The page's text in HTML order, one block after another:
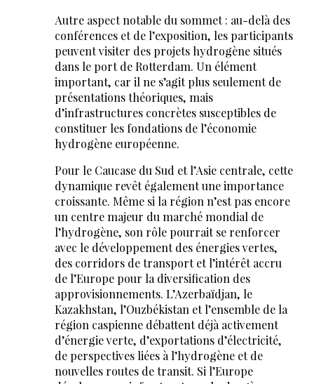
Autre aspect notable du sommet : au-delà des
conférences et de l’exposition, les participants
peuvent visiter des projets hydrogène situés
dans le port de Rotterdam. Un élément
important, car il ne s’agit plus seulement de
présentations théoriques, mais
d’infrastructures concrètes susceptibles de
constituer les fondations de l’économie
hydrogène européenne.
Pour le Caucase du Sud et l’Asie centrale, cette
dynamique revêt également une importance
croissante. Même si la région n’est pas encore
un centre majeur du marché mondial de
l’hydrogène, son rôle pourrait se renforcer
avec le développement des énergies vertes,
des corridors de transport et l’intérêt accru
de l’Europe pour la diversification des
approvisionnements. L’Azerbaïdjan, le
Kazakhstan, l’Ouzbékistan et l’ensemble de la
région caspienne débattent déjà activement
d’énergie verte, d’exportations d’électricité,
de perspectives liées à l’hydrogène et de
nouvelles routes de transit. Si l’Europe